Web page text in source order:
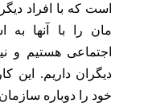
است که با افراد
مان را با آنها به
اجتماعی هستیم و
دیگران داریم. این
خود را دوباره